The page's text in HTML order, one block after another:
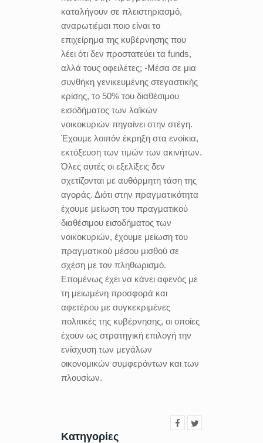
καταλήγουν σε πλειστηριασμό,
αναρωτιέμαι ποιο είναι το
επιχείρημα της κυβέρνησης που
λέει ότι δεν προστατεύει τα funds,
αλλά τους οφειλέτες; -Μέσα σε μια
συνθήκη γενικευμένης στεγαστικής
κρίσης, το 50% του διαθέσιμου
εισοδήματος των λαϊκών
νοικοκυριών πηγαίνει στην στέγη.
Έχουμε λοιπόν έκρηξη στα ενοίκια,
εκτόξευση των τιμών των ακινήτων.
Όλες αυτές οι εξελίξεις δεν
σχετίζονται με αυθόρμητη τάση της
αγοράς. Διότι στην πραγματικότητα
έχουμε μείωση του πραγματικού
διαθέσιμου εισοδήματος των
νοικοκυριών, έχουμε μείωση του
πραγματικού μέσου μισθού σε
σχέση με τον πληθωρισμό.
Επομένως έχει να κάνει αφενός με
τη μειωμένη προσφορά και
αφετέρου με συγκεκριμένες
πολιτικές της κυβέρνησης, οι οποίες
έχουν ως στρατηγική επιλογή την
ενίσχυση των μεγάλων
οικονομικών συμφερόντων και των
πλουσίων.
Κατηγορίες